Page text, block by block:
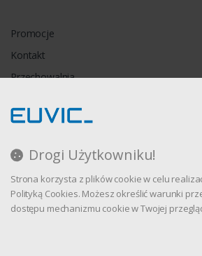
Drogi Użytkowniku!
Strona korzysta z plików cookie w celu
Polityką Cookies. Możesz określić warunki
dostępu mechanizmu cookie w Twojej
Promocje
Kontakt
Przechowalnia
Regulamin
Polityka prywatności
Oprogramowanie sklepu